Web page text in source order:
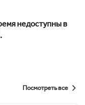
недоступны в
Посмотреть все